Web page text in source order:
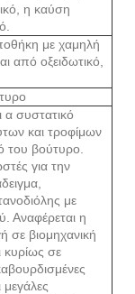
η καύση
με χαμηλή
από οξειδωτικό,
α συστατικό
και τροφίμων
του βούτυρο.
για την
με
Αναφέρεται η
σε βιομηχανική
κυρίως σε
μεγάλες